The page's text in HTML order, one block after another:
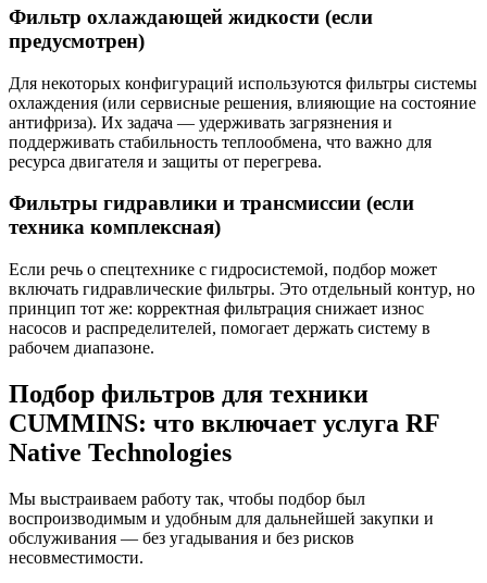
Фильтр охлаждающей жидкости (если
предусмотрен)
Для некоторых конфигураций используются фильтры системы
охлаждения (или сервисные решения, влияющие на состояние
антифриза). Их задача — удерживать загрязнения и
поддерживать стабильность теплообмена, что важно для
ресурса двигателя и защиты от перегрева.
Фильтры гидравлики и трансмиссии (если
техника комплексная)
Если речь о спецтехнике с гидросистемой, подбор может
включать гидравлические фильтры. Это отдельный контур, но
принцип тот же: корректная фильтрация снижает износ
насосов и распределителей, помогает держать систему в
рабочем диапазоне.
Подбор фильтров для техники
CUMMINS: что включает услуга RF
Native Technologies
Мы выстраиваем работу так, чтобы подбор был
воспроизводимым и удобным для дальнейшей закупки и
обслуживания — без угадывания и без рисков
несовместимости.